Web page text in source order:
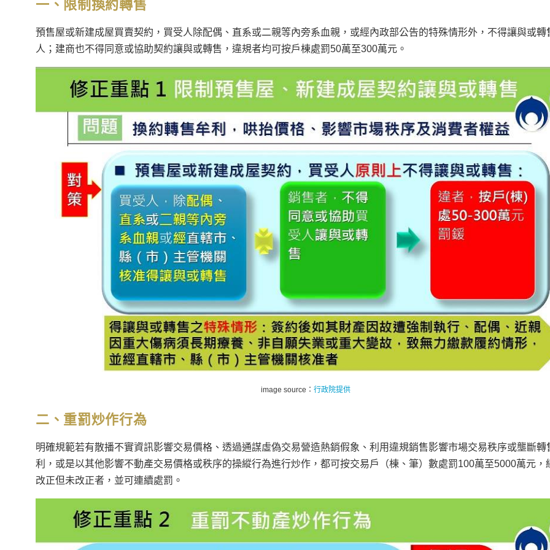
一、限制換約轉售
預售屋或新建成屋買賣契約，買受人除配偶、直系或二親等內旁系血親，或經內政部公告的特殊情形外，不得讓與或轉
人；建商也不得同意或協助契約讓與或轉售，違規者均可按戶棟處罰50萬至300萬元。
image source： 行政院提供
二、重罰炒作行為
明確規範若有散播不實資訊影響交易價格、透過通謀虛偽交易營造熱銷假象、利用違規銷售影響市場交易秩序或壟斷轉
利，或是以其他影響不動產交易價格或秩序的操縱行為進行炒作，都可按交易戶（棟、筆）數處罰100萬至5000萬元，
改正但未改正者，並可連續處罰。